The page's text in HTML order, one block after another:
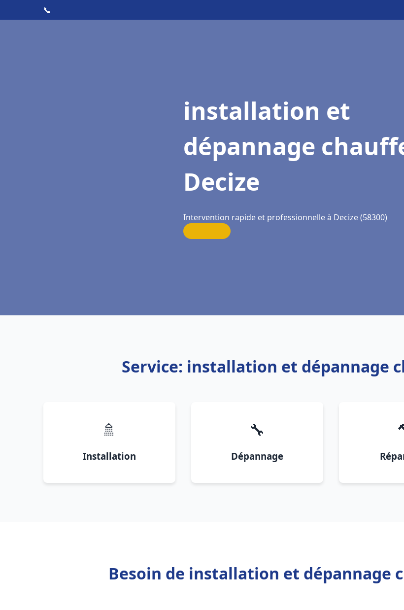
📞
installation et
dépannage
Decize
Intervention rapide et professionnelle à Decize (58300)
Service: installation et dépannage
🚿
Installation
🔧
Dépannage
Besoin de installation et dépannage